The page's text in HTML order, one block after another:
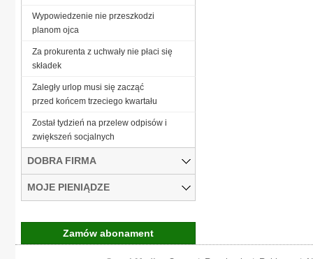
Wypowiedzenie nie przeszkodzi
planom ojca
Za prokurenta z uchwały nie płaci się
składek
Zaległy urlop musi się zacząć
przed końcem trzeciego kwartału
Został tydzień na przelew odpisów i
zwiększeń socjalnych
DOBRA FIRMA
MOJE PIENIĄDZE
Zamów abonament